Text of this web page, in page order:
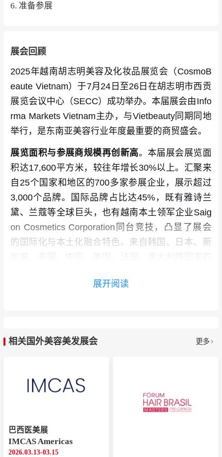
6. 准备参展
展会回顾
2025年越南胡志明美容及化妆品展览会（CosmoB
eaute Vietnam）于7月24日至26日在胡志明市西贡
展览会议中心（SECC）成功举办。本届展会由Info
rma Markets Vietnam主办，与Vietbeauty同期同地
举行，是东南亚美容行业年度最重要的商贸盛会。
展览面积与参展商规模再创新高。本届展会展览面
积达17,600平方米，较往年增长30%以上。汇聚来
自25个国家和地区的700多家参展企业，展示超过
3,000个品牌。国际品牌占比达45%，既有雅诗兰
黛、兰蔻等全球巨头，也有越南本土领军企业Saig
on Cosmetics Corporation同台竞技，凸显了展会
的国际化与本土化融合特色。来自韩国、日本、新
化妆品专卖店、百货公司、电商平台、美容院线、
等丰富的同期活动。
中国展商表现亮眼，品牌化转型加速。越来越多的
OEM模式，通过品牌化运营和高品质特装展位，聚
焦美容仪器、护肤品及彩妆等高附加值领域。这一
展开阅读
相关国外美容美发展会 更多
巴西医美展
IMCAS Americas
2026.03.13-03.15